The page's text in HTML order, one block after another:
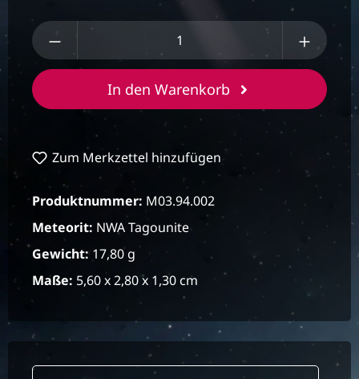
Produkt Anzahl: Gib den gewünschten
In den Warenkorb
Zum Merkzettel hinzufügen
Produktnummer: M03.94.002
Meteorit: NWA Tagounite
Gewicht: 17,80 g
Maße: 5,60 x 2,80 x 1,30 cm